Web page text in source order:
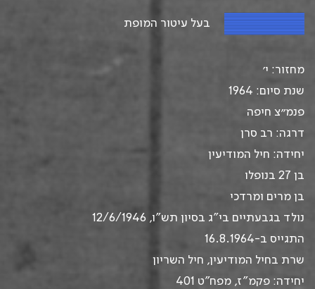
בעל עיטור המופת
מחזור: י׳
שנת סיום: 1964
פנמ״צ חיפה
דרגה: רב סרן
יחידה: חיל המודיעין
בן 27 בנופלו
בן מרים ומרדכי
נולד בגבעתיים בי”ג בסיון תש”ו, 12/6/1946
התגייס ב-16.8.1964
שרת בחיל המודיעין, חיל השריון
יחידה: פקמ”ז, מפח”ט 401